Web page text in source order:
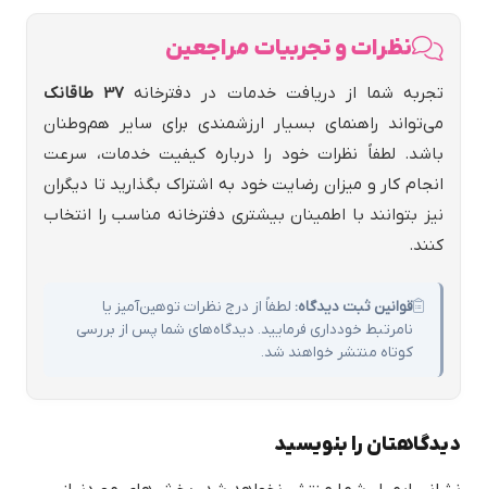
نظرات و تجربیات مراجعین
تجربه شما از دریافت خدمات در دفترخانه 37 طاقانك
می‌تواند راهنمای بسیار ارزشمندی برای سایر هم‌وطنان
باشد. لطفاً نظرات خود را درباره کیفیت خدمات، سرعت
انجام کار و میزان رضایت خود به اشتراک بگذارید تا دیگران
نیز بتوانند با اطمینان بیشتری دفترخانه مناسب را انتخاب
کنند.
قوانین ثبت دیدگاه: لطفاً از درج نظرات توهین‌آمیز یا
نامرتبط خودداری فرمایید. دیدگاه‌های شما پس از بررسی
کوتاه منتشر خواهند شد.
دیدگاهتان را بنویسید